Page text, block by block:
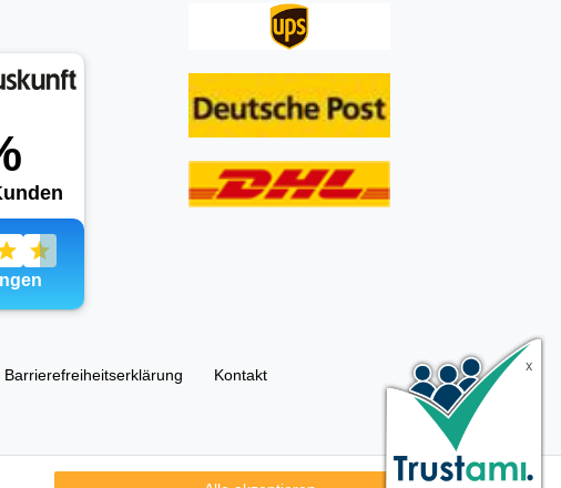
Barrierefreiheitserklärung Kontakt